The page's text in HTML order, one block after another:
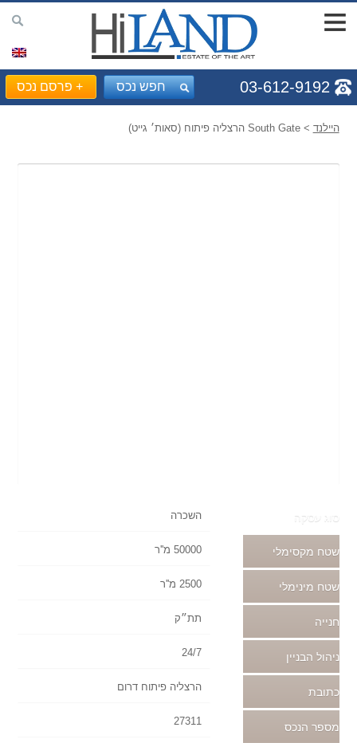
03-612-9192
+ פרסם נכס חפש נכס
היילנד > South Gate הרצליה פיתוח (סאות׳ גייט)
סוג עסקה
שטח מקסימלי
שטח מינימלי
חנייה
ניהול הבניין
כתובת
מספר הנכס
השכרה
50000 מ''ר
2500 מ''ר
תת״ק
24/7
הרצליה פיתוח דרום
27311